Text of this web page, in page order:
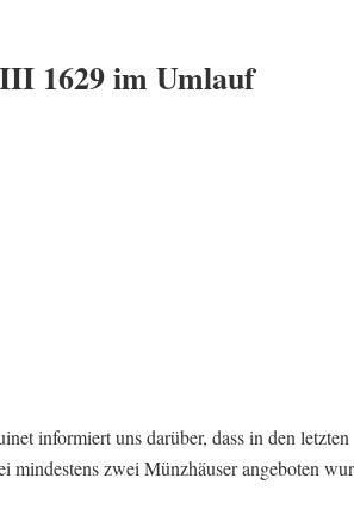
1629 im Umlauf
informiert uns darüber, dass in den letzten
mindestens zwei Münzhäuser angeboten